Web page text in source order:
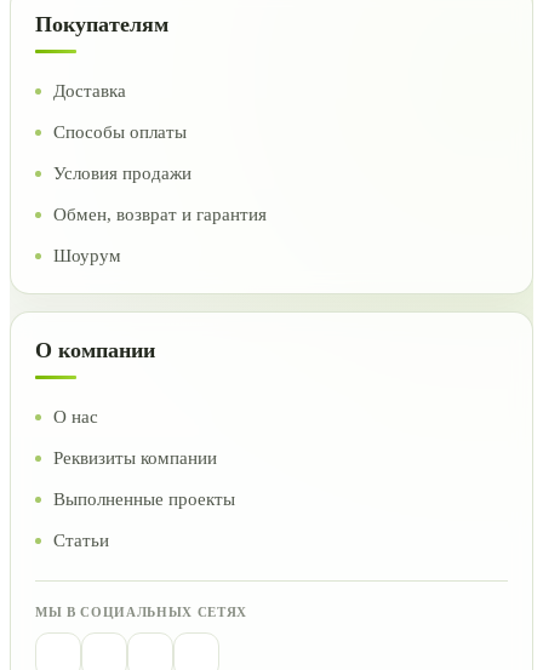
Покупателям
Доставка
Способы оплаты
Условия продажи
Обмен, возврат и гарантия
Шоурум
О компании
О нас
Реквизиты компании
Выполненные проекты
Статьи
МЫ В СОЦИАЛЬНЫХ СЕТЯХ